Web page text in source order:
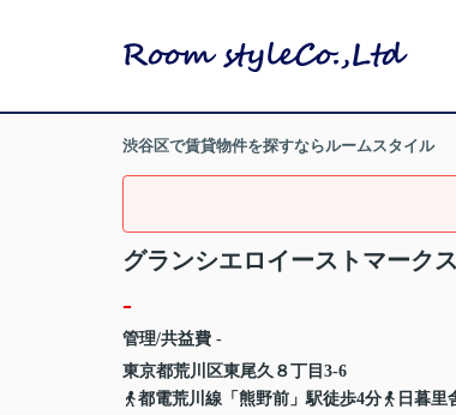
渋谷区で賃貸物件を探すならルームスタイル
グランシエロイーストマークス
-
管理/共益費 -
東京都荒川区東尾久 ８丁目3-6
都電荒川線「熊野前」駅徒歩4分
日暮里